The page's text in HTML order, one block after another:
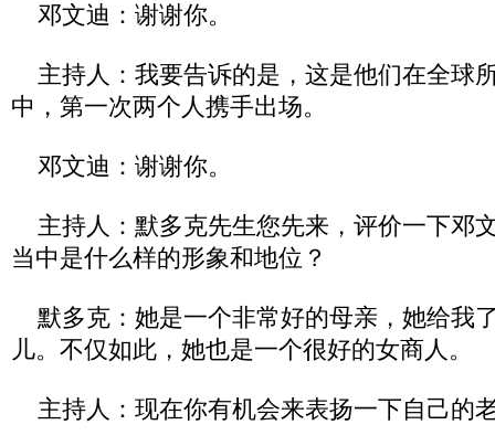
邓文迪：谢谢你。
主持人：我要告诉的是，这是他们在全球
中，第一次两个人携手出场。
邓文迪：谢谢你。
主持人：默多克先生您先来，评价一下邓
当中是什么样的形象和地位？
默多克：她是一个非常好的母亲，她给我
儿。不仅如此，她也是一个很好的女商人。
主持人：现在你有机会来表扬一下自己的